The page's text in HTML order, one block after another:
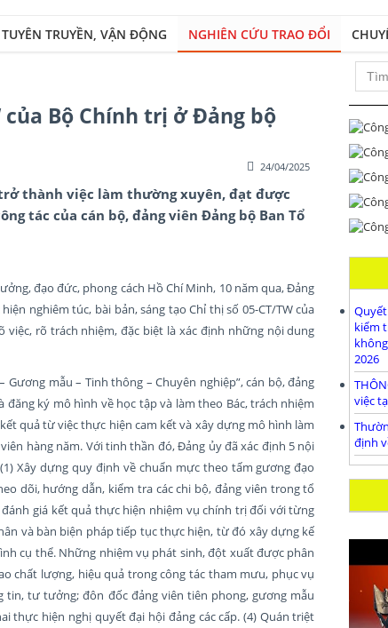
TRUYỀN, VẬN ĐỘNG NGHIÊN CỨU TRAO ĐỔI
Bộ Chính trị ở Đảng bộ
24/04/2025
thành việc làm thường xuyên, đạt được
tác của cán bộ, đảng viên Đảng bộ Ban Tổ
đạo đức, phong cách Hồ Chí Minh, 10 năm qua, Đảng
nghiêm túc, bài bản, sáng tạo Chỉ thị số 05-CT/TW của
rõ trách nhiệm, đặc biệt là xác định những nội dung
mẫu – Tinh thông – Chuyên nghiệp”, cán bộ, đảng
ký mô hình về học tập và làm theo Bác, trách nhiệm
quả từ việc thực hiện cam kết và xây dựng mô hình làm
hàng năm. Với tinh thần đó, Đảng ủy đã xác định 5 nội
Xây dựng quy định về chuẩn mực theo tấm gương đạo
dõi, hướng dẫn, kiểm tra các chi bộ, đảng viên trong tổ
giá kết quả thực hiện nhiệm vụ chính trị đối với từng
và bàn biện pháp tiếp tục thực hiện, từ đó xây dựng kế
cụ thể. Những nhiệm vụ phát sinh, đột xuất được phân
chất lượng, hiệu quả trong công tác tham mưu, phục vụ
tin, tư tưởng; đôn đốc đảng viên tiên phong, gương mẫu
thực hiện nghị quyết đại hội đảng các cấp. (4) Quán triệt
kiểm
2026
việc
định